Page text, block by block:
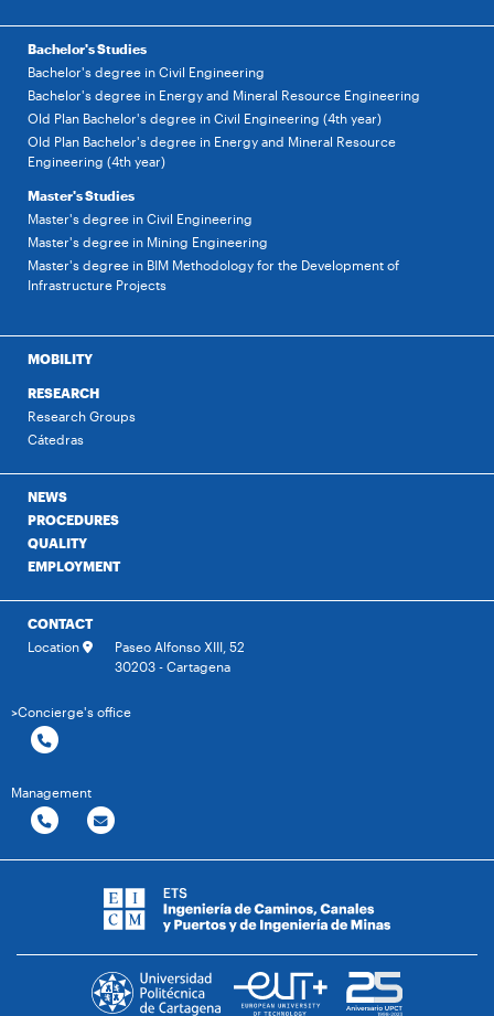
Bachelor's Studies
Bachelor's degree in Civil Engineering
Bachelor's degree in Energy and Mineral Resource Engineering
Old Plan Bachelor's degree in Civil Engineering (4th year)
Old Plan Bachelor's degree in Energy and Mineral Resource
Engineering (4th year)
Master's Studies
Master's degree in Civil Engineering
Master's degree in Mining Engineering
Master's degree in BIM Methodology for the Development of
Infrastructure Projects
MOBILITY
RESEARCH
Research Groups
Cátedras
NEWS
PROCEDURES
QUALITY
EMPLOYMENT
CONTACT
Location
Paseo Alfonso XIII, 52
30203 - Cartagena
>Concierge's office
Management